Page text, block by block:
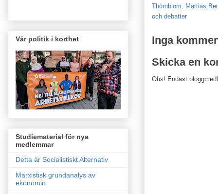
Thörnblom
Mattias
och debatter
Inga
Skicka en
Obs! Endast
Vår politik i korthet
Studiematerial för nya
medlemmar
Detta är Socialistiskt Alternativ
Marxistisk grundanalys av
ekonomin